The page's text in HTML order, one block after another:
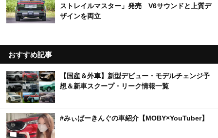
ストレイルマスター」発売 V6サウンドと上質デ
ザインを両立
おすすめ記事
【国産＆外車】新型デビュー・モデルチェンジ予
想＆新車スクープ・リーク情報一覧
#みぃぱーきんぐの車紹介【MOBY×YouTuber】